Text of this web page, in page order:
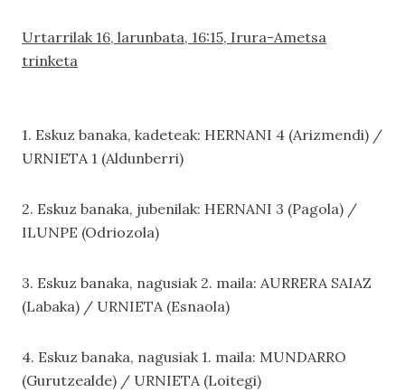
Urtarrilak 16, larunbata, 16:15, Irura-Ametsa
trinketa
1. Eskuz banaka, kadeteak: HERNANI 4 (Arizmendi) /
URNIETA 1 (Aldunberri)
2. Eskuz banaka, jubenilak: HERNANI 3 (Pagola) /
ILUNPE (Odriozola)
3. Eskuz banaka, nagusiak 2. maila: AURRERA SAIAZ
(Labaka) / URNIETA (Esnaola)
4. Eskuz banaka, nagusiak 1. maila: MUNDARRO
(Gurutzealde) / URNIETA (Loitegi)